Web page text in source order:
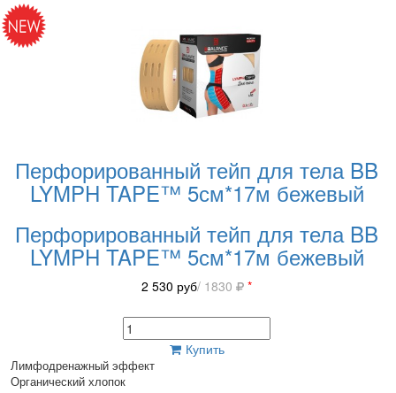
Перфорированный тейп для тела BB
LYMPH TAPE™ 5см*17м бежевый
Перфорированный тейп для тела BB
LYMPH TAPE™ 5см*17м бежевый
2 530 руб/ 1830 *
Купить
Лимфодренажный эффект
Органический хлопок